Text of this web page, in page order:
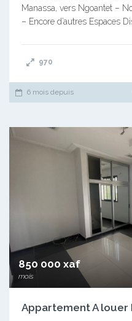
Manassa, vers Ngoantet –
– Encore d’autres Espaces
970
6 mois depuis
850 000 xaf
mois
Appartement A louer